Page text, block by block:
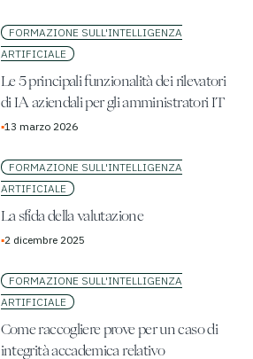
FORMAZIONE SULL'INTELLIGENZA
ARTIFICIALE
Le 5 principali funzionalità dei rilevatori
di IA aziendali per gli amministratori IT
▪13 marzo 2026
FORMAZIONE SULL'INTELLIGENZA
ARTIFICIALE
La sfida della valutazione
▪2 dicembre 2025
FORMAZIONE SULL'INTELLIGENZA
ARTIFICIALE
Come raccogliere prove per un caso di
integrità accademica relativo